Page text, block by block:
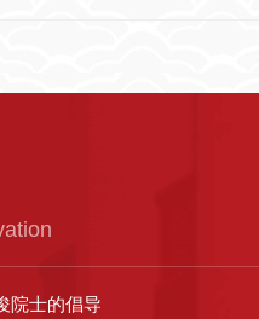
院士的倡导